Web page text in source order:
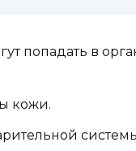
попадать в
кожи.